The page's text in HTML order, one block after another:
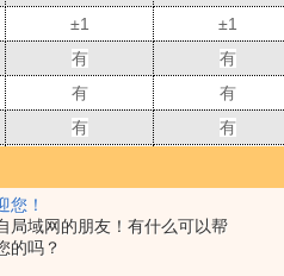
您！
局域网的朋友！有什么可以帮
的吗？
±1 ±1
有 有
有 有
有 有
220V 50HZ 220V 50HZ